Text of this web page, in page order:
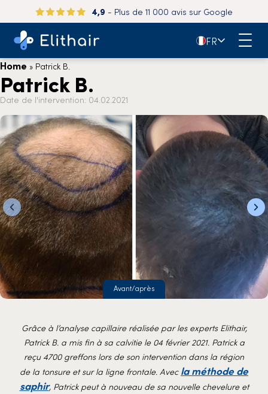
4,9 - Plus de 11 000 avis sur Google
🇫🇷FR
Home » Patrick B.
Patrick B.
Date de l'intervention: 04.02.2021
Avant/après
Grâce à l’analyse capillaire réalisée par les experts Elithair,
Patrick B. a mis fin à sa calvitie le 04 février 2021. Patrick a
reçu 4700 greffons lors de son intervention dans la région
de la tonsure et sur la ligne frontale. Avec la méthode de
saphir, Patrick peut à nouveau de sa nouvelle chevelure et